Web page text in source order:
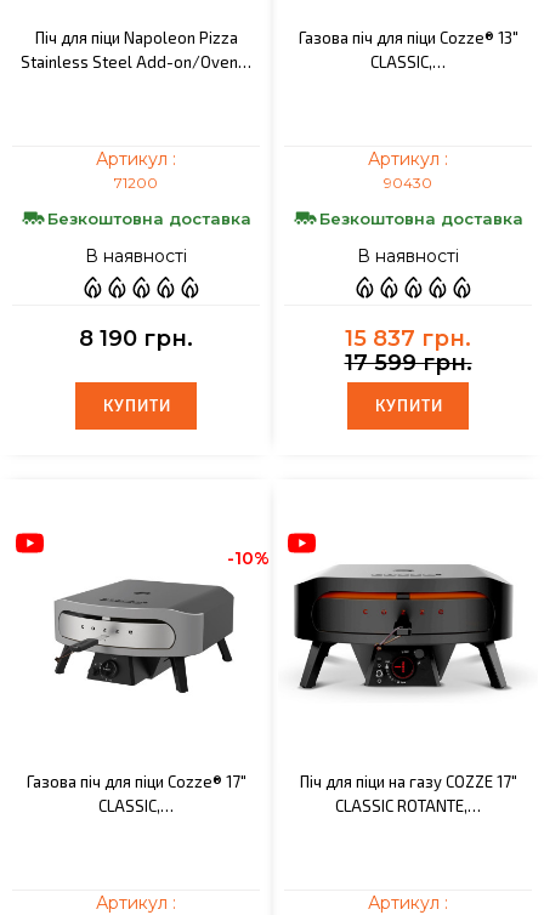
Піч для піци Napoleon Pizza
Stainless Steel Add-on/Oven…
Артикул :
71200
Безкоштовна доставка
В наявності
8 190 грн.
КУПИТИ
КУПИТИ
Газова піч для піци Cozze® 13"
CLASSIC,…
Артикул :
90430
Безкоштовна доставка
В наявності
15 837 грн.
17 599 грн.
КУПИТИ
КУПИТИ
-10%
Газова піч для піци Cozze® 17"
CLASSIC,…
Артикул :
Піч для піци на газу COZZE 17"
CLASSIC ROTANTE,…
Артикул :